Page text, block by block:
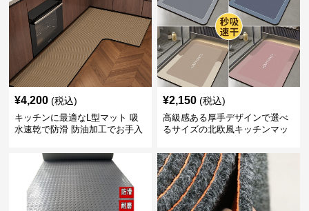
¥4,200 (税込)
キッチンに最適なL型マット 吸
水速乾で防滑 防油加工でお手入
¥2,150 (税込)
高級感ある厚手デザインで選べ
るサイズの北欧風キッチンマッ